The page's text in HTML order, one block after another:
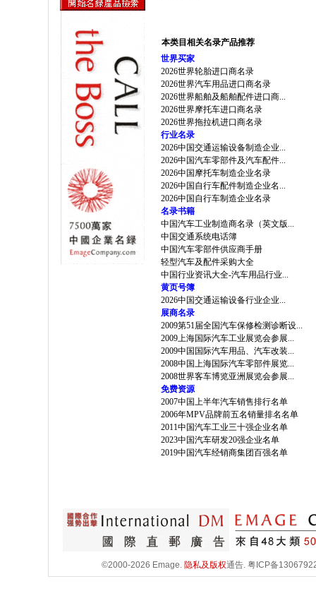
本类目相关名录产品推荐
世界买家
2026世界轮胎进口商名录
2026世界汽车用品进口商名录
2026世界船舶及船舶配件进口商...
2026世界摩托车进口商名录
2026世界拖拉机进口商名录
行业名录
2026中国交通运输设备制造企业...
2026中国汽车零部件及汽车配件...
2026中国摩托车制造企业名录
2026中国自行车配件制造企业名...
2026中国自行车制造企业名录
名录书籍
中国汽车工业制造商名录（英文版...
中国交通系统电话簿
中国汽车零部件供应商手册
轻型汽车及配件采购大全
中国行业资讯大全-汽车用品行业...
黄页号簿
2026中国交通运输设备行业企业...
展商名录
2009第51届全国汽车保修检测诊断设...
2009上海国际汽车工业展览会参展...
2009中国国际汽车用品、汽车改装...
2008中国上海国际汽车零部件展览...
2008世界客车博览亚洲展览会参展...
免费资源
2007中国上半年汽车销售排行名单
2006年MPV品牌前五名销量排名名单
2011中国汽车工业三十强企业名单
2023中国汽车研发20强企业名单
2019中国汽车经销商集团百强名单
©2000-2026 Emage. 隐私及版权通告. 粤ICP备